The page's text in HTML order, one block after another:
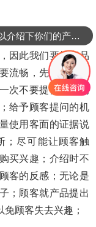
让顾客能产生消
因此我们要把产品
流畅，先要简单的
次不要提供太多的
给予顾客提问的机
使用客面的证据说
；尽可能让顾客触
买兴趣；介绍时不
客的反感；无论是
；顾客就产品提出
顾客失去兴趣；
可以介绍下你们的产品么